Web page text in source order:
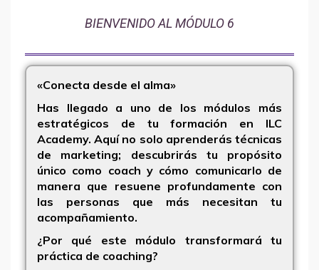
BIENVENIDO AL MÓDULO 6
«Conecta desde el alma»
Has llegado a uno de los módulos más
estratégicos de tu formación en ILC
Academy. Aquí no solo aprenderás técnicas
de marketing; descubrirás tu propósito
único como coach y cómo comunicarlo de
manera que resuene profundamente con
las personas que más necesitan tu
acompañamiento.
¿Por qué este módulo transformará tu
práctica de coaching?